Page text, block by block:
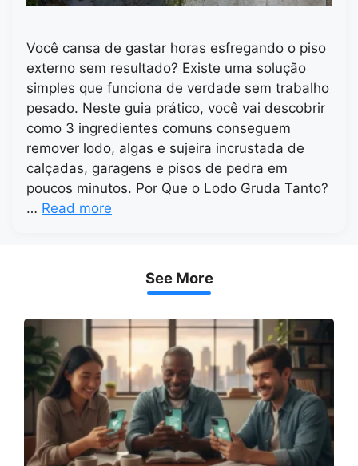
Você cansa de gastar horas esfregando o piso
externo sem resultado? Existe uma solução
simples que funciona de verdade sem trabalho
pesado. Neste guia prático, você vai descobrir
como 3 ingredientes comuns conseguem
remover lodo, algas e sujeira incrustada de
calçadas, garagens e pisos de pedra em
poucos minutos. Por Que o Lodo Gruda Tanto?
… Read more
See More